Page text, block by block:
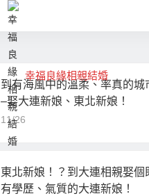
幸福良緣相親結婚
到有海風中的溫柔、率真的城
–娶大連新娘、東北新娘！
11/26
東北新娘！？到大連相親娶個
有學歷、氣質的大連新娘！